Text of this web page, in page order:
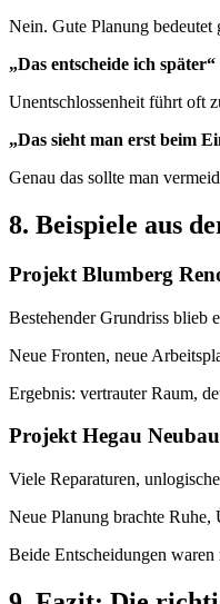
Nein. Gute Planung bedeutet
„Das entscheide ich später“
Unentschlossenheit führt oft
„Das sieht man erst beim
Genau das sollte man
8. Beispiele aus
Projekt Blumberg
Bestehender Grundriss blieb
Neue Fronten, neue
Ergebnis: vertrauter Raum,
Projekt Hegau
Viele Reparaturen,
Neue Planung brachte Ruhe,
Beide Entscheidungen